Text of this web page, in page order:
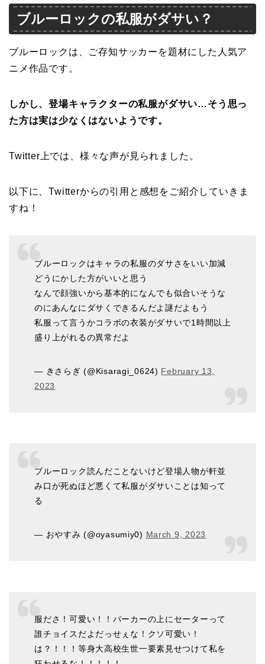
ブルーロックの私服がダサい？
ブルーロックは、ご存知サッカーを題材にした人気ア
ニメ作品です。
しかし、登場キャラクターの私服がダサい…そう思っ
た方は実は少なくはないようです。
Twitter上では、様々な声が見られました。
以下に、Twitterからの引用と感想をご紹介していきま
すね！
ブルーロックはキャラの私服のダサさをいい加減
どうにかした方がいいと思う
なんで顔強いから基本的になんでも似合いそうな
のにあんなにダサくできるんだよ謎だよもう
私服って言うかコラボの衣装がダサいで1時間以上
盛り上がれるの異常だよ
— きさらぎ (@Kisaragi_0624) February 13,
2023
ブルーロック読んだことないけど登場人物が軒並
み口が死ぬほど悪くて私服がダサいことは知って
る
— おやすみ (@oyasumiy0) March 9, 2023
服ださ！可愛い！！パーカーの上にセーターって
誰チョイスだよだっせぇな！クソ可愛い！
は？！！！等身大高校生世一要素見せつけて私を